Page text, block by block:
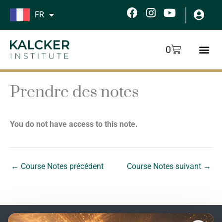
Aller
FR
F
c
o
k
I
s
g
Y
u
t
u
b
0
Panier
Prendre des notes
You do not have access to this note.
← Course Notes précédent Course Notes suivant →